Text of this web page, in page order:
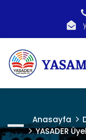
Anasayfa
YASADER